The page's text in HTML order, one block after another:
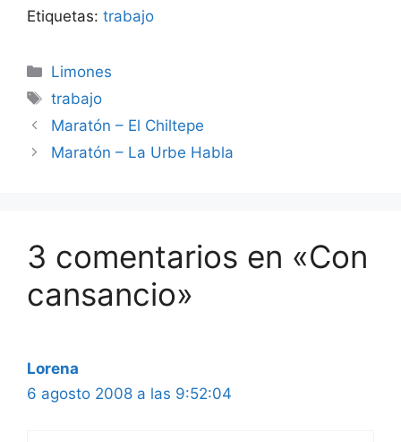
tanto, le debemos amar.
tanto nos ama, que sufre
cuando su…
Etiquetas: trabajo
Categorías
Limones
Etiquetas
trabajo
Maratón – El Chiltepe
Maratón – La Urbe Habla
3 comentarios en «Con
cansancio»
Lorena
6 agosto 2008 a las 9:52:04